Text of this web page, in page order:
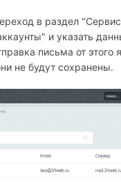
в раздел
и указать
письма от
не будут сохранены.